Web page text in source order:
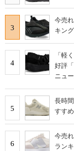
3
今売
キン
4
「軽
好評
ニュ
5
長時
すす
6
今売
ラン